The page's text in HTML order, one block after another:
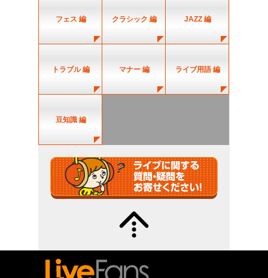
フェス 編 クラシック 編 JAZZ 編
トラブル 編 マナー 編 ライブ用語 編
豆知識 編